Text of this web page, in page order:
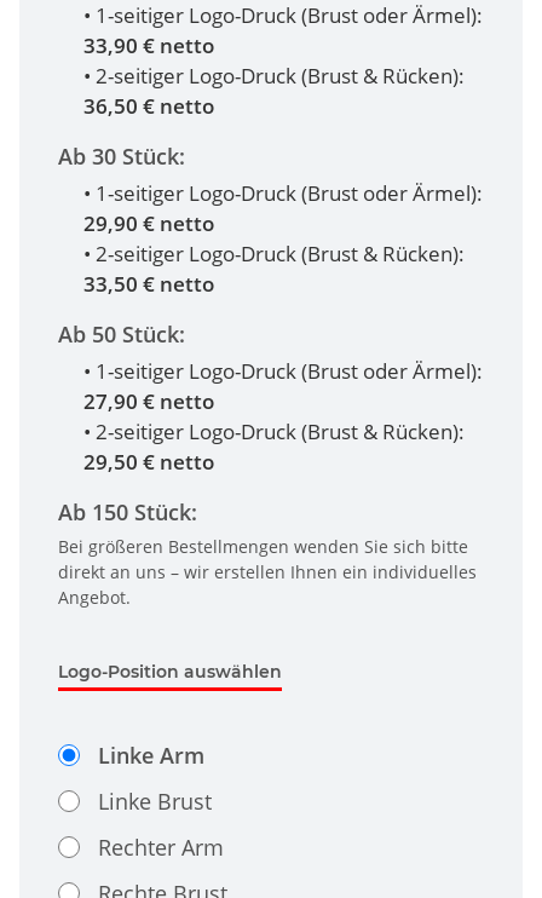
• 1-seitiger Logo-Druck (Brust oder Ärmel):
33,90 € netto
• 2-seitiger Logo-Druck (Brust & Rücken):
36,50 € netto
Ab 30 Stück:
• 1-seitiger Logo-Druck (Brust oder Ärmel):
29,90 € netto
• 2-seitiger Logo-Druck (Brust & Rücken):
33,50 € netto
Ab 50 Stück:
• 1-seitiger Logo-Druck (Brust oder Ärmel):
27,90 € netto
• 2-seitiger Logo-Druck (Brust & Rücken):
29,50 € netto
Ab 150 Stück:
Bei größeren Bestellmengen wenden Sie sich bitte
direkt an uns – wir erstellen Ihnen ein individuelles
Angebot.
Logo-Position auswählen
Linke Arm
Linke Brust
Rechter Arm